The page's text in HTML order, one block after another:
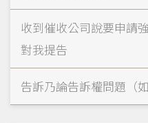
收到催收公司說要申請
對我提告
告訴乃論告訴權問題（